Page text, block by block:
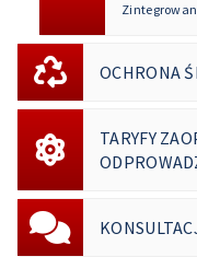
OCHRONA
TARYFY